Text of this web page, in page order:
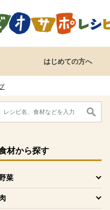
す。
する
はじめての方へ
から消費材検索メニューです。
材から探す
菜
開く
開く
材検索メニューここまで。
から本文です。